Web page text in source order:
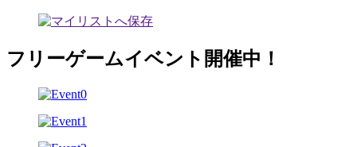
フリーゲームイベント開催中！